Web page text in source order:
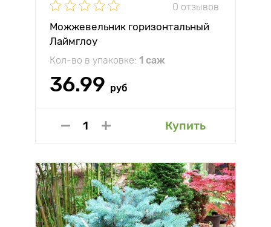
0 отзывов
Можжевельник горизонтальный
Лаймглоу
Кол-во в упаковке: 1 саж
36.99 руб
Купить